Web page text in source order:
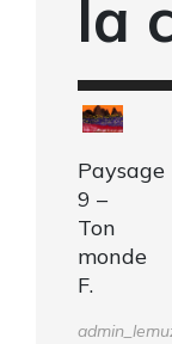
la
Paysage
9 –
Ton
monde
F.